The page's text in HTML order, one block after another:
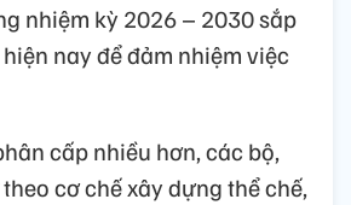
nhiệm kỳ 2026 – 2030 sắp
nay để đảm nhiệm việc
cấp nhiều hơn, các bộ,
cơ chế xây dựng thể chế,